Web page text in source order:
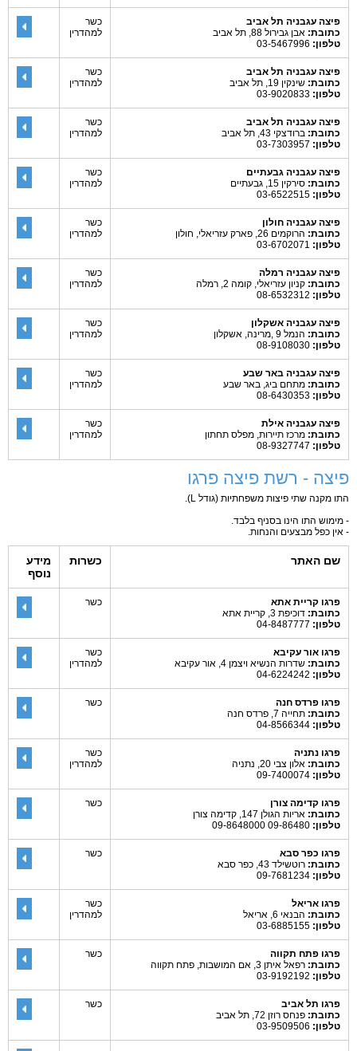
פיצה עגבניה תל אביב
כתובת: אבן גבירול 88, תל אביב
טלפון:
כשר
למהדרין
פיצה עגבניה תל אביב
כתובת: שינקין 19, תל אביב
טלפון:
כשר
למהדרין
פיצה עגבניה תל אביב
כתובת: ברודצקי 43, תל אביב
טלפון:
כשר
למהדרין
פיצה עגבניה גבעתיים
כתובת: סירקין 15, גבעתיים
טלפון:
כשר
למהדרין
פיצה עגבניה חולון
כתובת: הרוקמים 26, פארק עזריאלי, חולון
טלפון:
כשר
למהדרין
פיצה עגבניה רמלה
כתובת: קניון עזריאלי, קומה 2, רמלה
טלפון:
כשר
למהדרין
פיצה עגבניה אשקלון
כתובת: הנמל 9 ,מרינה, אשקלון
טלפון:
כשר
למהדרין
פיצה עגבניה באר שבע
כתובת: מתחם ביג, באר שבע
טלפון:
כשר
למהדרין
פיצה עגבניה אילת
כתובת: מרכז תיירות, מפלס תחתון
טלפון:
כשר
למהדרין
פיצה - רשת פיצה פרגו
התו מקנה שתי פיצות משפחתיות (גודל L).
- מימוש התו הינו בסניף בלבד.
- אין כפל מבצעים והנחות.
שם האתר כשרות
מידע
נוסף
פרגו קריית אתא
כתובת: דוכיפת 3, קריית אתא
טלפון:
כשר
פרגו אור עקיבא
כתובת: שדרות הנשיא ויצמן 4, אור עקיבא
טלפון:
כשר
למהדרין
פרגו פרדס חנה
כתובת: תחייה 7, פרדס חנה
טלפון:
כשר
פרגו נתניה
כתובת: אלון צבי 20, נתניה
טלפון:
כשר
למהדרין
פרגו קדימה צורן
כתובת: אריות הגולן 147, קדימה צורן
טלפון:
כשר
פרגו כפר סבא
כתובת: רוטשילד 43, כפר סבא
טלפון:
כשר
פרגו אריאל
כתובת: הבנאי 6, אריאל
טלפון:
כשר
למהדרין
פרגו פתח תקווה
כתובת: רפאל איתן 3, אם המושבות, פתח תקווה
טלפון:
כשר
פרגו תל אביב
כתובת: פנחס רוזן 72, תל אביב
טלפון:
כשר